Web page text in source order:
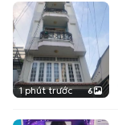
1 phút trước 6